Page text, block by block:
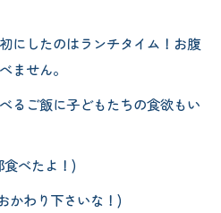
にしたのはランチタイム！お腹
ません。
るご飯に子どもたちの食欲もい
べたよ！)
かわり下さいな！)